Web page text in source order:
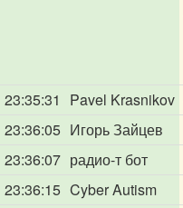
23:35:31
Pavel Krasnikov
23:36:05 Игорь Зайцев
23:36:07 радио-т бот
23:36:15 Cyber Autism